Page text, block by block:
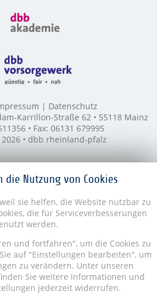
die Nutzung von Cookies
sie helfen, die Website nutzbar zu
die für Serviceverbesserungen
werden.
und fortfahren", um die Cookies zu
auf "Einstellungen bearbeiten", um
zu verändern. Unter unseren
Sie weitere Informationen und
jederzeit widerrufen.
Datenschutz
Karrillon-Straße 62 • 55118 Mainz
• Fax: 06131 679995
• dbb rheinland-pfalz